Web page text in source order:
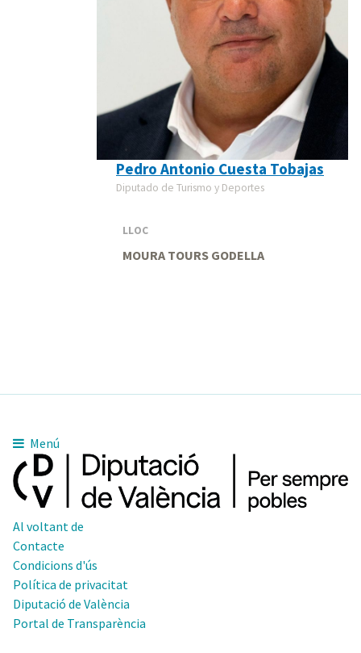
Pedro Antonio Cuesta Tobajas
Diputado de Turismo y Deportes
LLOC
MOURA TOURS GODELLA
Menú
Al voltant de
Contacte
Condicions d'ús
Política de privacitat
Diputació de València
Portal de Transparència